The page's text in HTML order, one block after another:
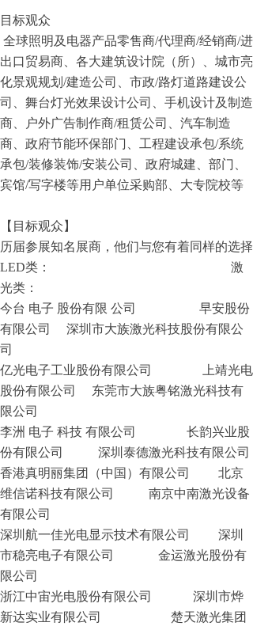
目标观众
全球照明及电器产品零售商/代理商/经销商/进
出口贸易商、各大建筑设计院（所）、城市亮
化景观规划/建造公司、市政/路灯道路建设公
司、舞台灯光效果设计公司、手机设计及制造
商、户外广告制作商/租赁公司、汽车制造
商、政府节能环保部门、工程建设承包/系统
承包/装修装饰/安装公司、政府城建、部门、
宾馆/写字楼等用户单位采购部、大专院校等
【目标观众】
历届参展知名展商，他们与您有着同样的选择
LED类： 激
光类：
今台 电子 股份有限 公司 早安股份
有限公司 深圳市大族激光科技股份有限公
司
亿光电子工业股份有限公司 上靖光电
股份有限公司 东莞市大族粤铭激光科技有
限公司
李洲 电子 科技 有限公司 长韵兴业股
份有限公司 深圳泰德激光科技有限公司
香港真明丽集团（中国）有限公司 北京
维信诺科技有限公司 南京中南激光设备
有限公司
深圳航一佳光电显示技术有限公司 深圳
市稳亮电子有限公司 金运激光股份有
限公司
浙江中宙光电股份有限公司 深圳市烨
新达实业有限公司 楚天激光集团